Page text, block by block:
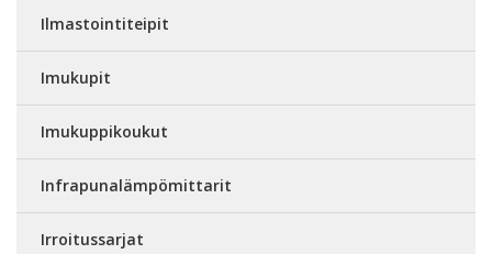
Ilmastointiteipit
Imukupit
Imukuppikoukut
Infrapunalämpömittarit
Irroitussarjat